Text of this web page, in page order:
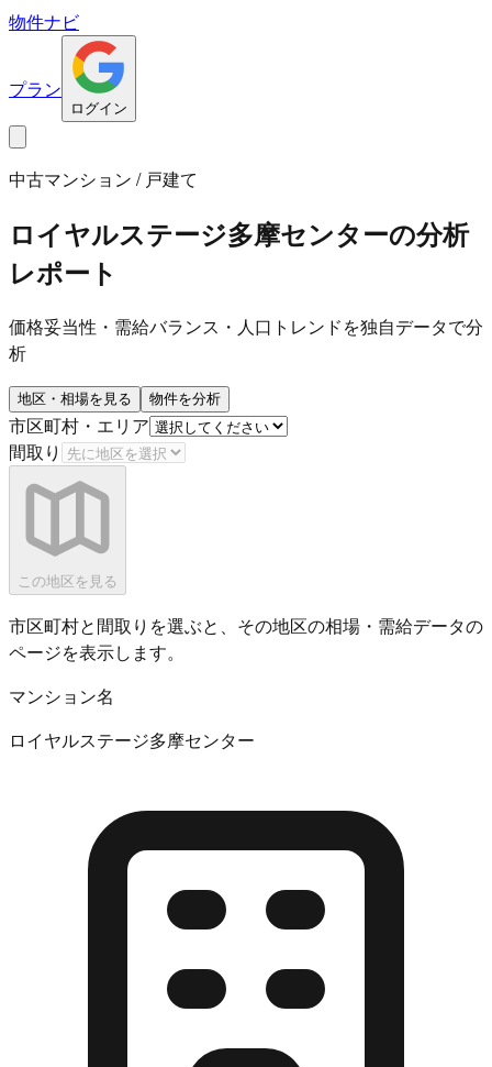
物件ナビ
プラン
ログイン
中古マンション / 戸建て
ロイヤルステージ多摩センターの分析
レポート
価格妥当性・需給バランス・人口トレンドを独自データで分
析
地区・相場を見る 物件を分析
市区町村・エリア
間取り
この地区を見る
市区町村と間取りを選ぶと、その地区の相場・需給データの
ページを表示します。
マンション名
ロイヤルステージ多摩センター